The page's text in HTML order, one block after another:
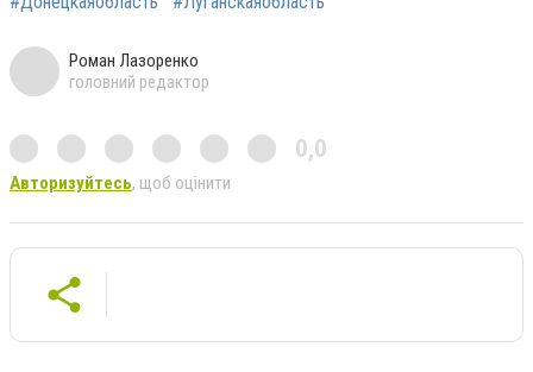
Роман Лазоренко
головний редактор
0,0
Авторизуйтесь, щоб оцінити